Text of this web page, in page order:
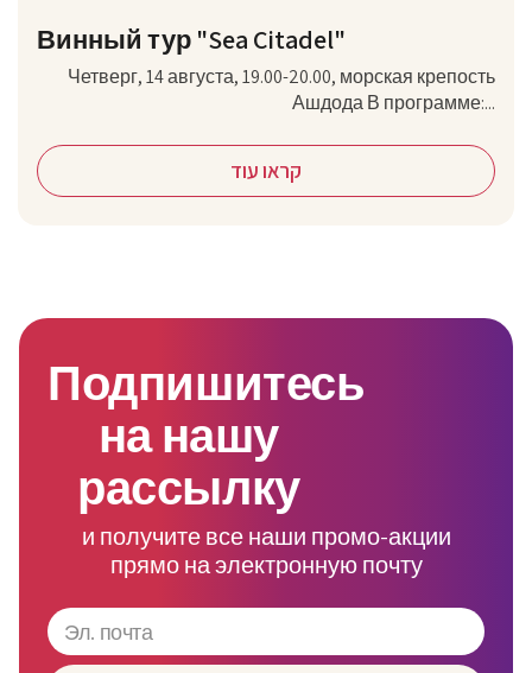
Винный тур "Sea Citadel"
Четверг, 14 августа, 19.00-20.00, морская крепость
Ашдода В программе:...
קראו עוד
Подпишитесь
на нашу
рассылку
и получите все наши промо-акции
прямо на электронную почту